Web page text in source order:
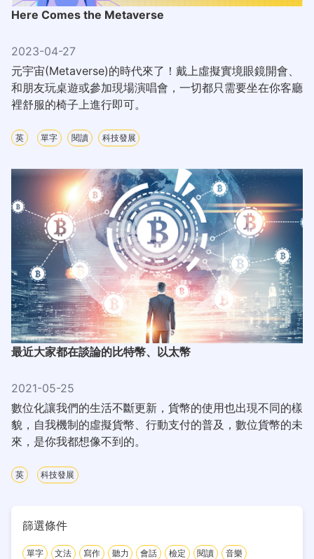
Here Comes the Metaverse
2023-04-27
元宇宙(Metaverse)的時代來了！戴上虛擬實境眼鏡開會、
和朋友玩桌遊或參加現場演唱會，一切都只需要坐在你客廳
裡舒服的椅子上進行即可。
英 單字 閱讀 科技發展
最近大家都在談論的比特幣、以太幣
2021-05-25
數位化讓我們的生活不斷更新，貨幣的使用也出現不同的樣
貌，自我機制的虛擬貨幣、行動支付的普及，數位貨幣的未
來，是你我都想像不到的。
英 科技發展
篩選條件
單字 文法 寫作 聽力 會話 檢定 閱讀 音樂